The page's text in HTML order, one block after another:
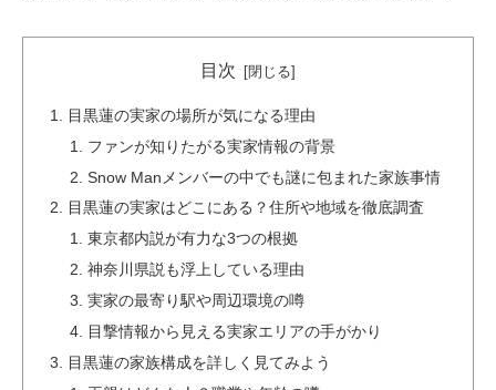
目次
目黒蓮の実家の場所が気になる理由
ファンが知りたがる実家情報の背景
Snow Manメンバーの中でも謎に包まれた家族事情
目黒蓮の実家はどこにある？住所や地域を徹底調査
東京都内説が有力な3つの根拠
神奈川県説も浮上している理由
実家の最寄り駅や周辺環境の噂
目撃情報から見える実家エリアの手がかり
目黒蓮の家族構成を詳しく見てみよう